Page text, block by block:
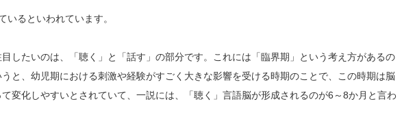
いるといわれています。
したいのは、「聴く」と「話す」の部分です。これには「臨界期」という考え方があるの
と、幼児期における刺激や経験がすごく大きな影響を受ける時期のことで、この時期は脳
変化しやすいとされていて、一説には、「聴く」言語脳が形成されるのが6～8か月と言わ